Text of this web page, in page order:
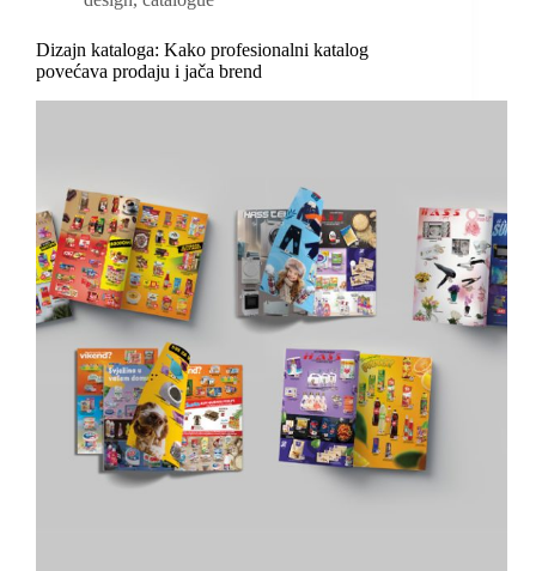
Dizajn kataloga: Kako profesionalni katalog
povećava prodaju i jača brend